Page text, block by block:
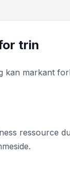
trin
kan markant
ressource